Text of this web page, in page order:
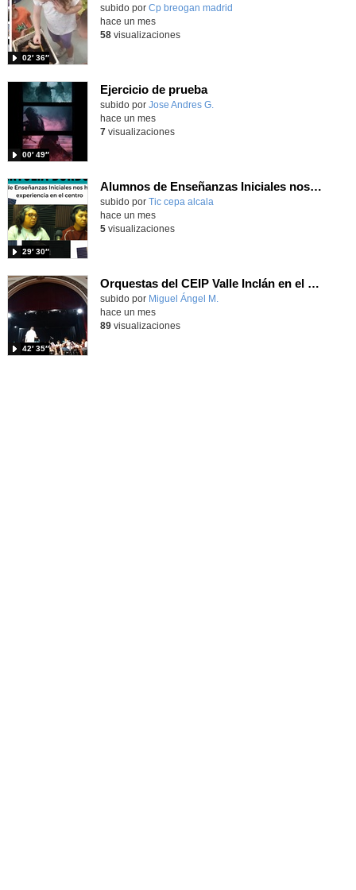
Contenido educativo.
subido por Cp breogan madrid
02′ 36″
hace un mes
58visualizaciones
Ejercicio de prueba
Contenido educativo.
subido por Jose Andres G.
00′ 49″
hace un mes
7visualizaciones
Alumnos de Enseñanzas Iniciales nos cuentan su experiencia en el centro
subido por Tic cepa alcala
29′ 30″
hace un mes
5visualizaciones
Orquestas del CEIP Valle Inclán en el IES Ramiro de Maeztu
Contenido educativo.
subido por Miguel Ángel M.
42′ 35″
hace un mes
89visualizaciones